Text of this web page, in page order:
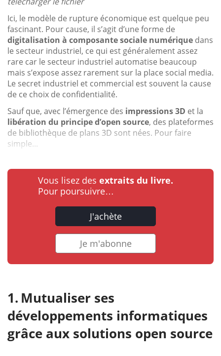
Ici, le modèle de rupture économique est quelque peu
fascinant. Pour cause, il s’agit d’une forme de
digitalisation à composante sociale numérique dans
le secteur industriel, ce qui est généralement assez
rare car le secteur industriel automatise beaucoup
mais s’expose assez rarement sur la place social media.
Le secret industriel et commercial est souvent la cause
de ce choix de confidentialité.
Sauf que, avec l’émergence des impressions 3D et la
libération du principe d’open source, des plateformes
de bibliothèque de plans 3D sont nées. Pour faire
simple...
Vous lisez des extraits du livre.
Pour poursuivre…
J'achète
Je m'abonne
Mutualiser ses
développements informatiques
grâce aux solutions open source